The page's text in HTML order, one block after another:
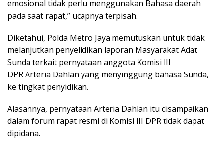
emosional tidak perlu menggunakan Bahasa daerah
pada saat rapat,” ucapnya terpisah.
Diketahui, Polda Metro Jaya memutuskan untuk tidak
melanjutkan penyelidikan laporan Masyarakat Adat
Sunda terkait pernyataan anggota Komisi III
DPR Arteria Dahlan yang menyinggung bahasa Sunda,
ke tingkat penyidikan.
Alasannya, pernyataan Arteria Dahlan itu disampaikan
dalam forum rapat resmi di Komisi III DPR tidak dapat
dipidana.